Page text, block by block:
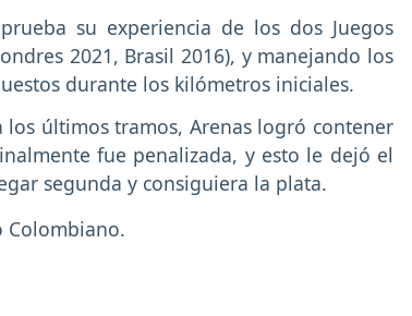
su experiencia de los dos Juegos
2021, Brasil 2016), y manejando los
durante los kilómetros iniciales.
los últimos tramos, Arenas logró contener
fue penalizada, y esto le dejó el
segunda y consiguiera la plata.